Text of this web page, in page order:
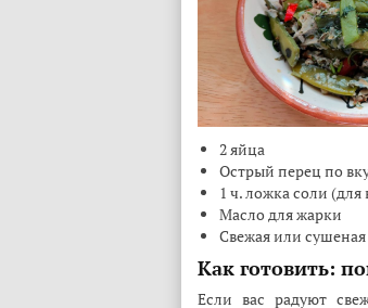
2 яйца
Острый перец по
1 ч. ложка соли
Масло для жарки
Свежая или
Как готовить:
Если вас радуют